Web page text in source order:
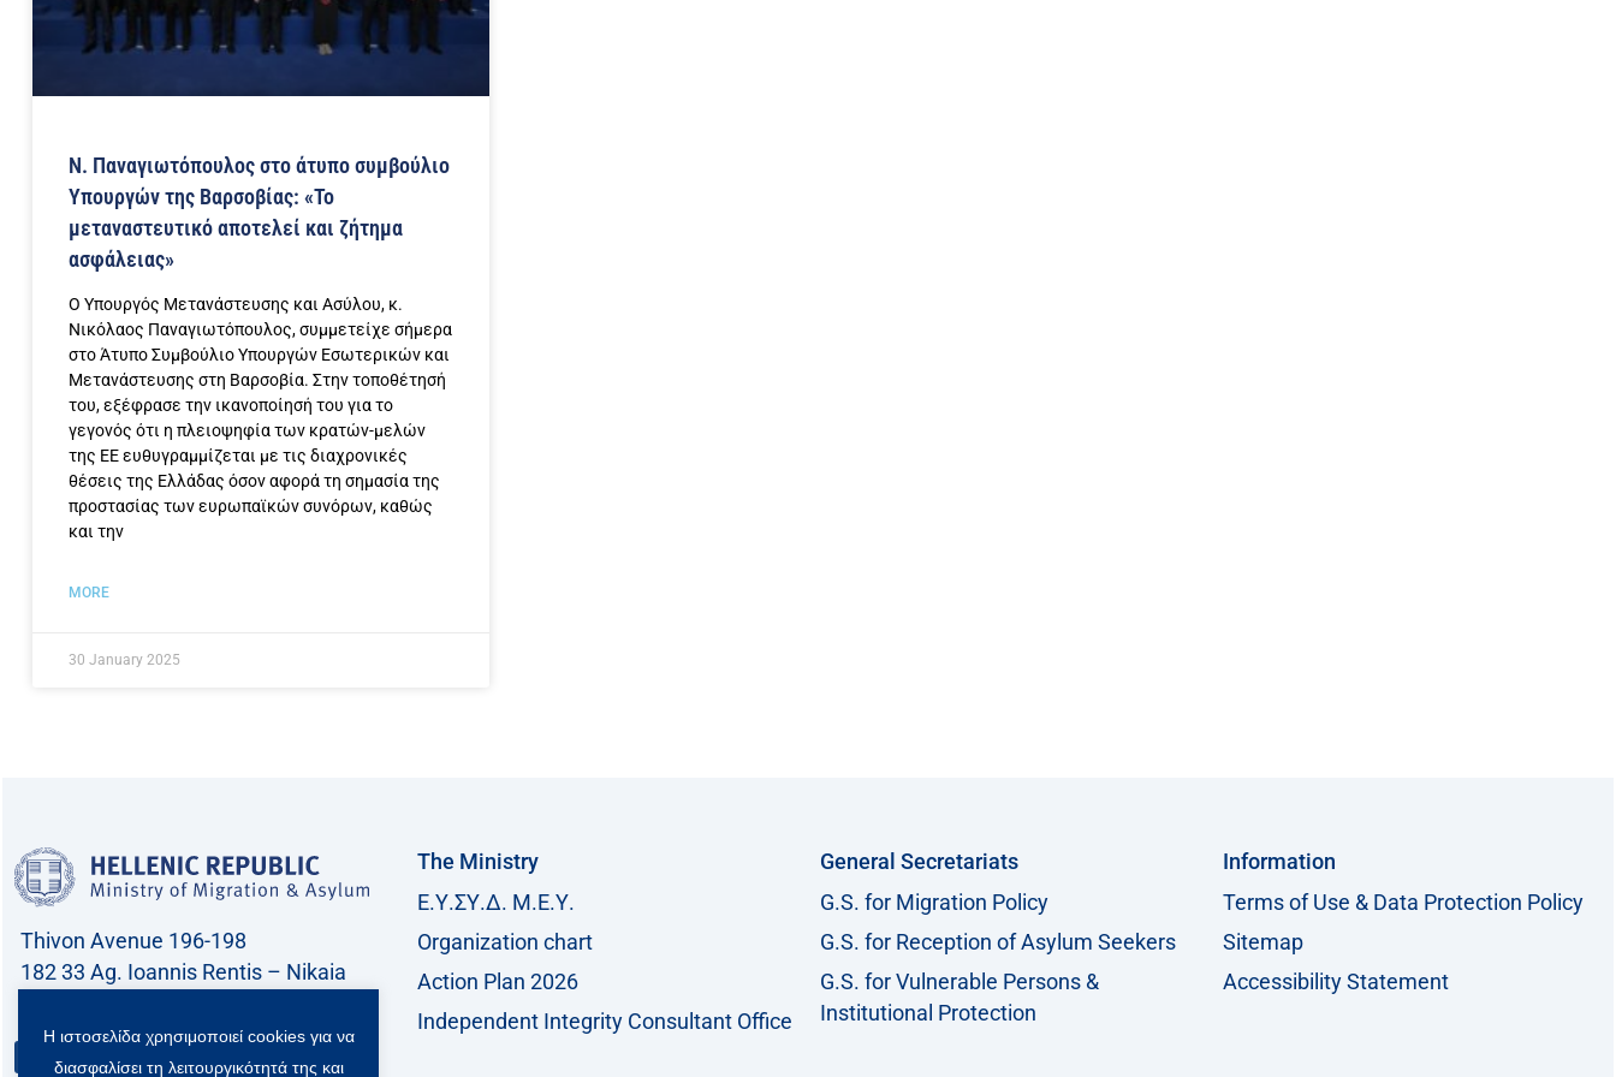
Ν. Παναγιωτόπουλος στο άτυπο συμβούλιο
Υπουργών της Βαρσοβίας: «Το
μεταναστευτικό αποτελεί και ζήτημα
ασφάλειας»
Ο Υπουργός Μετανάστευσης και Ασύλου, κ.
Νικόλαος Παναγιωτόπουλος, συμμετείχε σήμερα
στο Άτυπο Συμβούλιο Υπουργών Εσωτερικών και
Μετανάστευσης στη Βαρσοβία. Στην τοποθέτησή
του, εξέφρασε την ικανοποίησή του για το
γεγονός ότι η πλειοψηφία των κρατών-μελών
της ΕΕ ευθυγραμμίζεται με τις διαχρονικές
θέσεις της Ελλάδας όσον αφορά τη σημασία της
προστασίας των ευρωπαϊκών συνόρων, καθώς
και την
MORE
30 January 2025
Thivon Avenue 196-198
182 33 Ag. Ioannis Rentis – Nikaia
Contact
The Ministry
Ε.Υ.ΣΥ.Δ. Μ.Ε.Υ.
Organization chart
Action Plan 2026
Independent Integrity Consultant Office
General Secretariats
G.S. for Migration Policy
G.S. for Reception of Asylum Seekers
G.S. for Vulnerable Persons &
Institutional Protection
Information
Terms of Use & Data Protection Policy
Sitemap
Accessibility Statement
Η ιστοσελίδα χρησιμοποιεί cookies για να
διασφαλίσει τη λειτουργικότητά της και